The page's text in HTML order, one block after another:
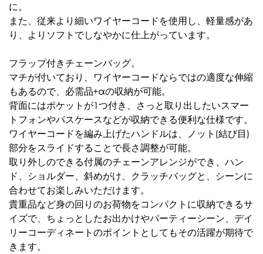
に。
また、従来より細いワイヤーコードを使用し、軽量感があ
り、よりソフトでしなやかに仕上がっています。
フラップ付きチェーンバッグ。
マチが付いており、ワイヤーコードならではの適度な伸縮
もあるので、必需品+αの収納が可能。
背面にはポケットが1つ付き、さっと取り出したいスマー
トフォンやパスケースなどが収納できる便利な仕様です。
ワイヤーコードを編み上げたハンドルは、ノット(結び目)
部分をスライドすることで長さ調整が可能。
取り外しのできる付属のチェーンアレンジができ、ハン
ド、ショルダー、斜めがけ、クラッチバッグと、シーンに
合わせてお楽しみいただけます。
貴重品など身の回りのお荷物をコンパクトに収納できるサ
イズで、ちょっとしたお出かけやパーティーシーン、デイ
リーコーディネートのポイントとしてもその活躍が期待で
きます。